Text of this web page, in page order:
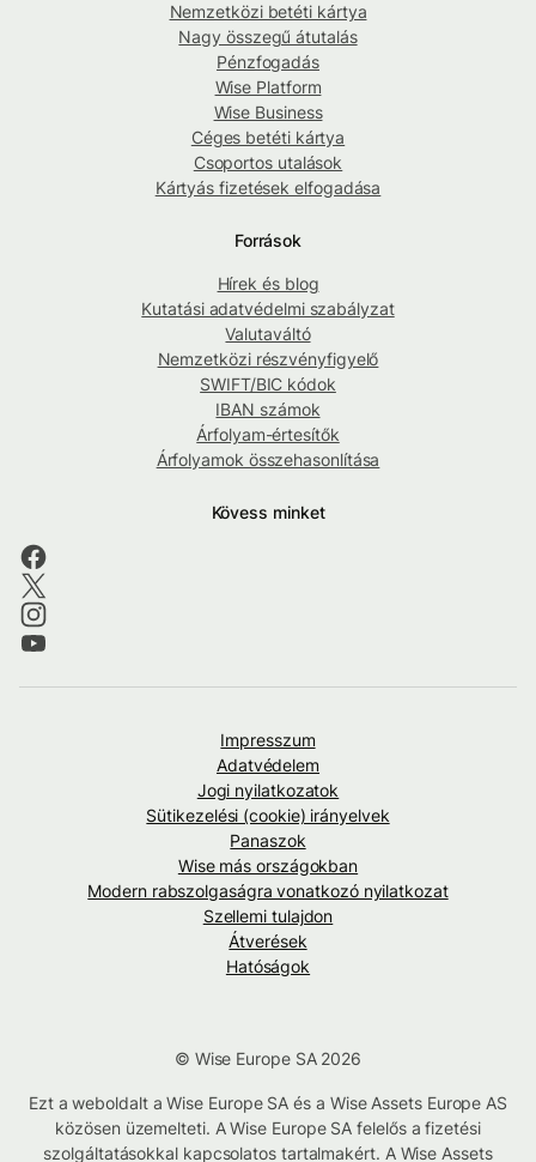
Nemzetközi betéti kártya
Nagy összegű átutalás
Pénzfogadás
Wise Platform
Wise Business
Céges betéti kártya
Csoportos utalások
Kártyás fizetések elfogadása
Források
Hírek és blog
Kutatási adatvédelmi szabályzat
Valutaváltó
Nemzetközi részvényfigyelő
SWIFT/BIC kódok
IBAN számok
Árfolyam-értesítők
Árfolyamok összehasonlítása
Kövess minket
Impresszum
Adatvédelem
Jogi nyilatkozatok
Sütikezelési (cookie) irányelvek
Panaszok
Wise más országokban
Modern rabszolgaságra vonatkozó nyilatkozat
Szellemi tulajdon
Átverések
Hatóságok
© Wise Europe SA 2026
Ezt a weboldalt a Wise Europe SA és a Wise Assets Europe AS
közösen üzemelteti. A Wise Europe SA felelős a fizetési
szolgáltatásokkal kapcsolatos tartalmakért. A Wise Assets